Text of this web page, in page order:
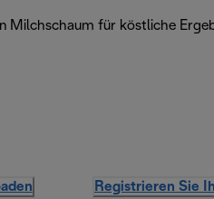
für köstliche
Registrieren Sie